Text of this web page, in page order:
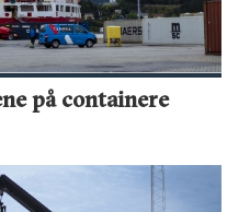
på containere